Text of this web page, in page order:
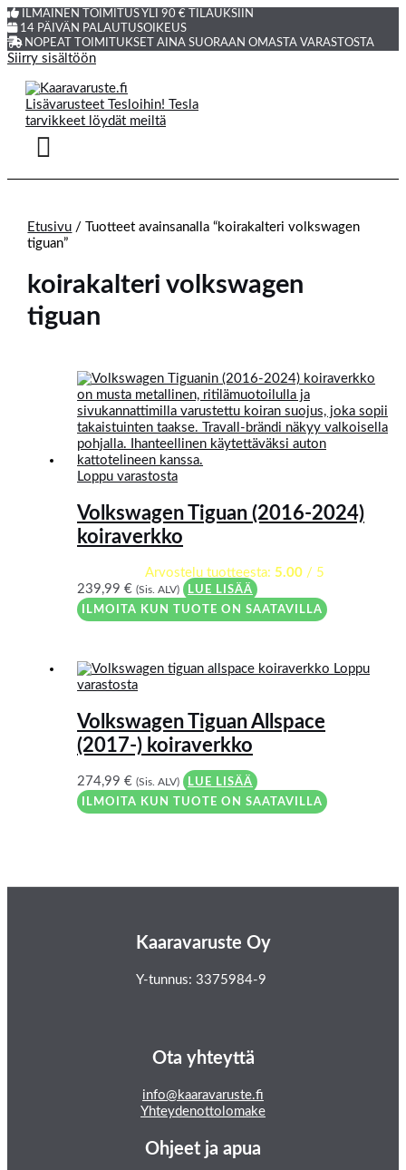
ILMAINEN TOIMITUS YLI 90 € TILAUKSIIN
14 PÄIVÄN PALAUTUSOIKEUS
NOPEAT TOIMITUKSET AINA SUORAAN OMASTA VARASTOSTA
Siirry sisältöön
Etusivu / Tuotteet avainsanalla “koirakalteri volkswagen
tiguan”
koirakalteri volkswagen
tiguan
Loppu varastosta
Volkswagen Tiguan (2016-2024)
koiraverkko
Arvostelu tuotteesta: 5.00/ 5
239,99€ (Sis. ALV)
LUE LISÄÄ
ILMOITA KUN TUOTE ON SAATAVILLA
Loppu
varastosta
Volkswagen Tiguan Allspace
(2017-) koiraverkko
274,99€ (Sis. ALV)
LUE LISÄÄ
ILMOITA KUN TUOTE ON SAATAVILLA
Kaaravaruste Oy
Y-tunnus: 3375984-9
Ota yhteyttä
info@kaaravaruste.fi
Yhteydenottolomake
Ohjeet ja apua